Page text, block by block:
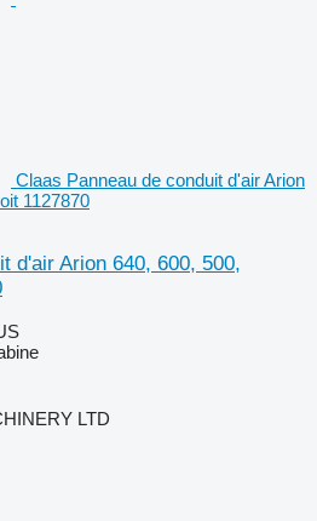
Claas Panneau de conduit d'air Arion
1127870
d'air Arion 640, 600, 500,
LTD